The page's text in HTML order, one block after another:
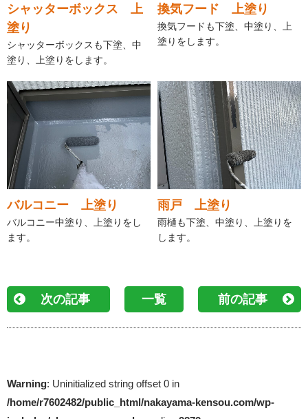
シャッターボックス 上
塗り
シャッターボックスも下塗、中
塗り、上塗りをします。
換気フード 上塗り
換気フードも下塗、中塗り、上
塗りをします。
バルコニー 上塗り
バルコニー中塗り、上塗りをし
ます。
雨戸 上塗り
雨樋も下塗、中塗り、上塗りを
します。
次の記事 一覧 前の記事
Warning: Uninitialized string offset 0 in
/home/r7602482/public_html/nakayama-kensou.com/wp-